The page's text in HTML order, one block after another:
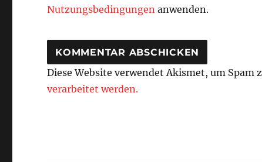
Nutzungsbedingungen anwenden.
Diese Website verwendet Akismet, um Spam
verarbeitet werden.